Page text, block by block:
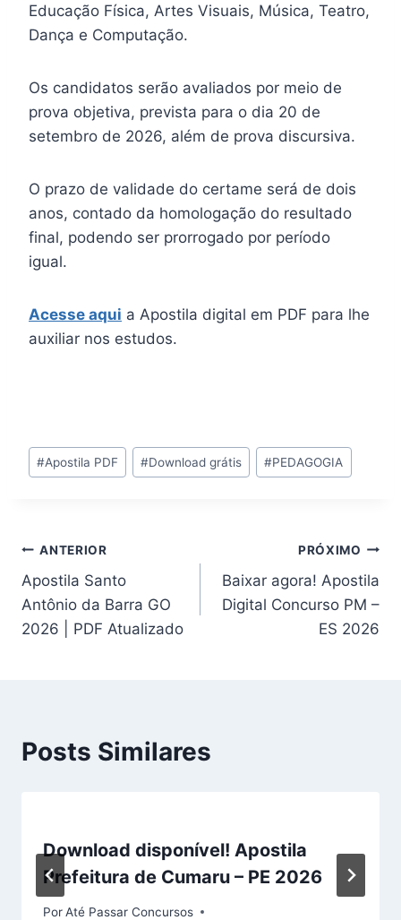
Educação Física, Artes Visuais, Música, Teatro,
Dança e Computação.
Os candidatos serão avaliados por meio de
prova objetiva, prevista para o dia 20 de
setembro de 2026, além de prova discursiva.
O prazo de validade do certame será de dois
anos, contado da homologação do resultado
final, podendo ser prorrogado por período
igual.
Acesse aqui a Apostila digital em PDF para lhe
auxiliar nos estudos.
Tags
do
#Apostila PDF #Download grátis #PEDAGOGIA
Navegação
de
Post
ANTERIOR
Apostila Santo
Antônio da Barra GO
2026 | PDF Atualizado
PRÓXIMO
Baixar agora! Apostila
Digital Concurso PM –
ES 2026
Posts Similares
Download disponível! Apostila
Prefeitura de Cumaru – PE 2026
PorAté Passar Concursos